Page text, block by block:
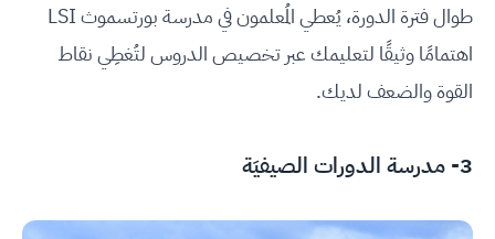
طوال فترة الدورة، يُعطي المُعلمون في مدرسة بورتسموث LSI
اهتمامًا وثيقًا لتعليمك عبر تخصيص الدروس لتُغطِي نقاط
القوة والضعف لديك.
3- مدرسة الدورات الصيفيَة